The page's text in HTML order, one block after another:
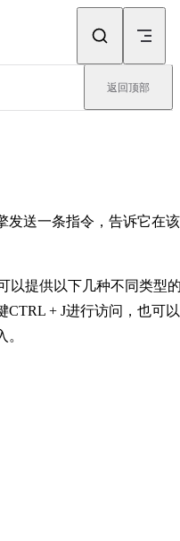
返回顶部
发送一条指令，告诉它在
以提供以下几种不同类型
CTRL + J进行访问，也可